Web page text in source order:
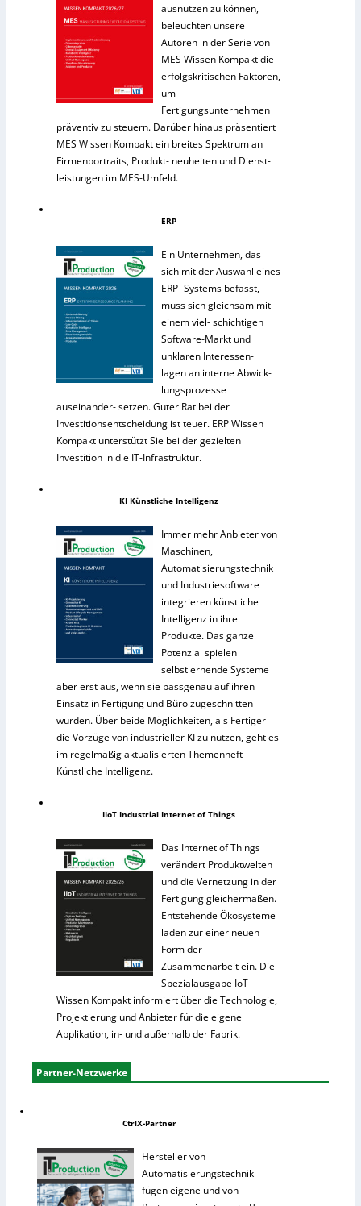
ausnutzen zu können,
beleuchten unsere
Autoren in der Serie von
MES Wissen Kompakt die
erfolgskritischen Faktoren,
um
Fertigungsunternehmen
präventiv zu steuern. Darüber hinaus präsentiert
MES Wissen Kompakt ein breites Spektrum an
Firmenportraits, Produkt- neuheiten und Dienst-
leistungen im MES-Umfeld.
ERP
Ein Unternehmen, das
sich mit der Auswahl eines
ERP- Systems befasst,
muss sich gleichsam mit
einem viel- schichtigen
Software-Markt und
unklaren Interessen-
lagen an interne Abwick-
lungsprozesse
auseinander- setzen. Guter Rat bei der
Investitionsentscheidung ist teuer. ERP Wissen
Kompakt unterstützt Sie bei der gezielten
Investition in die IT-Infrastruktur.
KI Künstliche Intelligenz
Immer mehr Anbieter von
Maschinen,
Automatisierungstechnik
und Industriesoftware
integrieren künstliche
Intelligenz in ihre
Produkte. Das ganze
Potenzial spielen
selbstlernende Systeme
aber erst aus, wenn sie passgenau auf ihren
Einsatz in Fertigung und Büro zugeschnitten
wurden. Über beide Möglichkeiten, als Fertiger
die Vorzüge von industrieller KI zu nutzen, geht es
im regelmäßig aktualisierten Themenheft
Künstliche Intelligenz.
IIoT Industrial Internet of Things
Das Internet of Things
verändert Produktwelten
und die Vernetzung in der
Fertigung gleichermaßen.
Entstehende Ökosysteme
laden zur einer neuen
Form der
Zusammenarbeit ein. Die
Spezialausgabe IoT
Wissen Kompakt informiert über die Technologie,
Projektierung und Anbieter für die eigene
Applikation, in- und außerhalb der Fabrik.
Partner-Netzwerke
CtrlX-Partner
Hersteller von
Automatisierungstechnik
fügen eigene und von